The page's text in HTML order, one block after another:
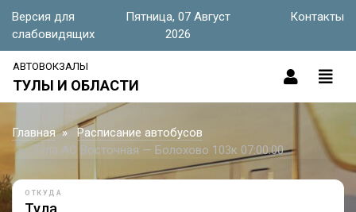
Версия для
слабовидящих
Пятница, 07 Август
2026
Контакты
АВТОВОКЗАЛЫ
ТУЛЫ И ОБЛАСТИ
Главная
Расписание автобусов
Тула АС Восточная — Болохово 103к 07:00:00
ОТКУДА